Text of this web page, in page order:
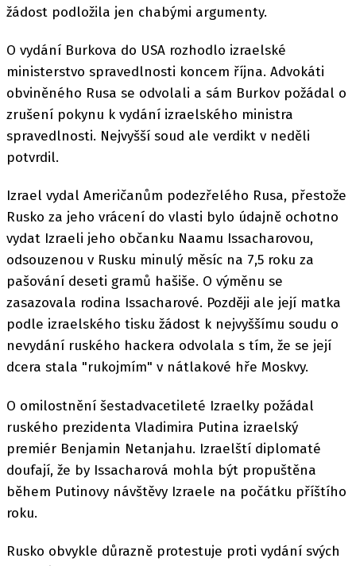
žádost podložila jen chabými argumenty.
O vydání Burkova do USA rozhodlo izraelské
ministerstvo spravedlnosti koncem října. Advokáti
obviněného Rusa se odvolali a sám Burkov požádal o
zrušení pokynu k vydání izraelského ministra
spravedlnosti. Nejvyšší soud ale verdikt v neděli
potvrdil.
Izrael vydal Američanům podezřelého Rusa, přestože
Rusko za jeho vrácení do vlasti bylo údajně ochotno
vydat Izraeli jeho občanku Naamu Issacharovou,
odsouzenou v Rusku minulý měsíc na 7,5 roku za
pašování deseti gramů hašiše. O výměnu se
zasazovala rodina Issacharové. Později ale její matka
podle izraelského tisku žádost k nejvyššímu soudu o
nevydání ruského hackera odvolala s tím, že se její
dcera stala "rukojmím" v nátlakové hře Moskvy.
O omilostnění šestadvacetileté Izraelky požádal
ruského prezidenta Vladimira Putina izraelský
premiér Benjamin Netanjahu. Izraelští diplomaté
doufají, že by Issacharová mohla být propuštěna
během Putinovy návštěvy Izraele na počátku příštího
roku.
Rusko obvykle důrazně protestuje proti vydání svých